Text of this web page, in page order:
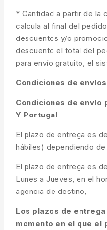
* Cantidad a partir de la
calcula al final del
descuentos y/o
descuento el total del
para envío gratuito, el
Condiciones de envíos
Condiciones de envío
Y Portugal
El plazo de entrega es
hábiles) dependiendo
El plazo de entrega es
Lunes a Jueves, en el
agencia de destino,
Los plazos de
momento en el que el